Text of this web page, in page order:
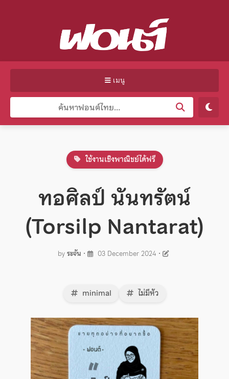
เมนู
ใช้งานเชิงพาณิชย์ได้ฟรี
ทอศิลป์ นันทรัตน์
(Torsilp Nantarat)
byระจัน • 03 December 2024 •
minimal ไม่มีหัว